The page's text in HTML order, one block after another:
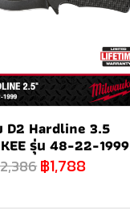
D2 Hardline 3.5
รุ่น 48-22-1999
฿1,788